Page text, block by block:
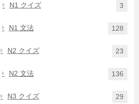
N1 クイズ 3
N1 文法 128
N2 クイズ 23
N2 文法 136
N3 クイズ 29